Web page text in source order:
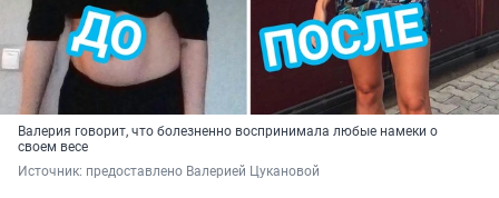
Валерия говорит, что болезненно воспринимала любые намеки о
своем весе
Источник: предоставлено Валерией Цукановой